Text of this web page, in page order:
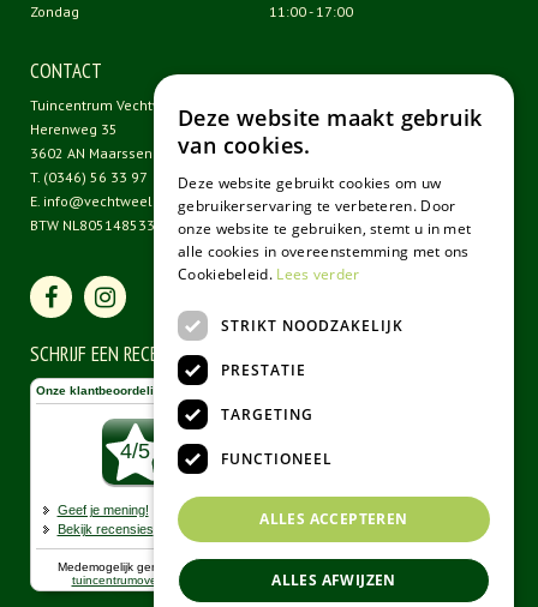
Zondag
11:00 - 17:00
CONTACT
Tuincentrum Vechtweelde
Herenweg 35
3602 AN Maarssen
T. (0346) 56 33 97
E. info@vechtweelde.nl
BTW NL805148533B01
SCHRIJF EEN RECENSIE
Deze website maakt gebruik
van cookies.
Deze website gebruikt cookies om uw
gebruikerservaring te verbeteren. Door
onze website te gebruiken, stemt u in met
alle cookies in overeenstemming met ons
Cookiebeleid. Lees verder
STRIKT NOODZAKELIJK
PRESTATIE
TARGETING
FUNCTIONEEL
ALLES ACCEPTEREN
ALLES AFWIJZEN